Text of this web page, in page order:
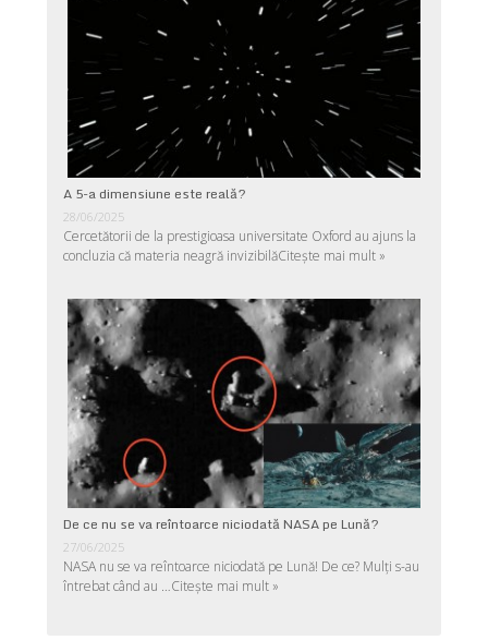
A 5-a dimensiune este reală?
28/06/2025
Cercetătorii de la prestigioasa universitate Oxford au ajuns la
concluzia că materia neagră invizibilăCitește mai mult »
De ce nu se va reîntoarce niciodată NASA pe Lună?
27/06/2025
NASA nu se va reîntoarce niciodată pe Lună! De ce? Mulţi s-au
întrebat când au …Citește mai mult »